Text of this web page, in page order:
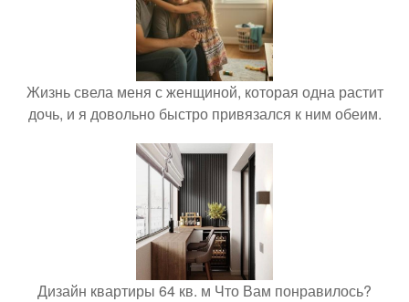
Жизнь свела меня с женщиной, которая одна растит
дочь, и я довольно быстро привязался к ним обеим.
Дизайн квартиры 64 кв. м Что Вам понравилось?